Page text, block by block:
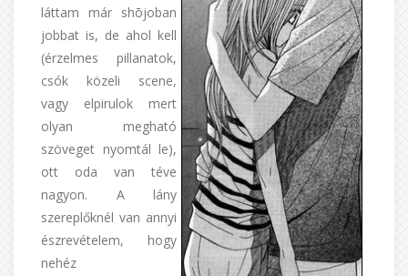
láttam már shōjoban
jobbat is, de ahol kell
(érzelmes pillanatok,
csók közeli scene,
vagy elpirulok mert
olyan megható
szöveget nyomtál le),
ott oda van téve
nagyon. A lány
szereplőknél van annyi
észrevételem, hogy
nehéz